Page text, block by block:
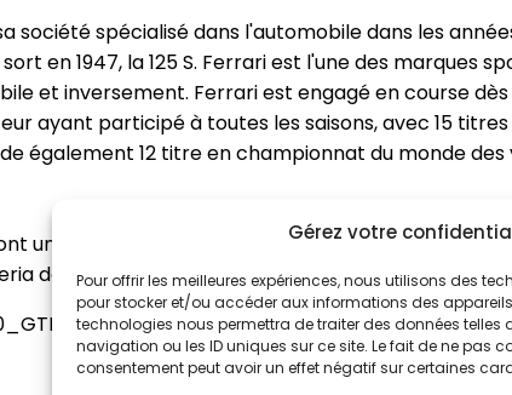
Gérez votre
Pour offrir les meilleures expériences, nous utilisons des
pour stocker et/ou accéder aux informations des
technologies nous permettra de traiter des données telles
navigation ou les ID uniques sur ce site. Le fait de ne pas
consentement peut avoir un effet négatif sur certaines
société spécialisé dans l'automobile dans les
en 1947, la 125 S. Ferrari est l'une des marques
et inversement. Ferrari est engagé en course dès
ayant participé à toutes les saisons, avec 15
également 12 titre en championnat du monde
un bijou, une voiture qui fait rêver au simple coup
de 2007.
Ferrari 250 (1962)